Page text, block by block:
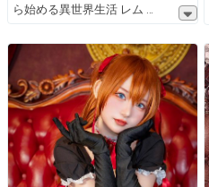
ら始める異世界生活 レム